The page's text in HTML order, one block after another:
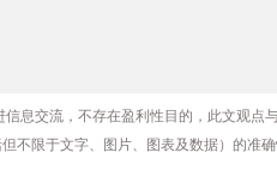
息交流，不存在盈利性目的，此文观
不限于文字、图片、图表及数据）的准